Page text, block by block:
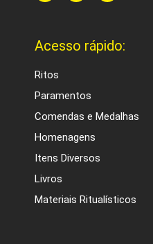
c
o
i
r
u
b
e
Acesso rápido:
Ritos
Paramentos
Comendas e Medalhas
Homenagens
Itens Diversos
Livros
Materiais Ritualísticos